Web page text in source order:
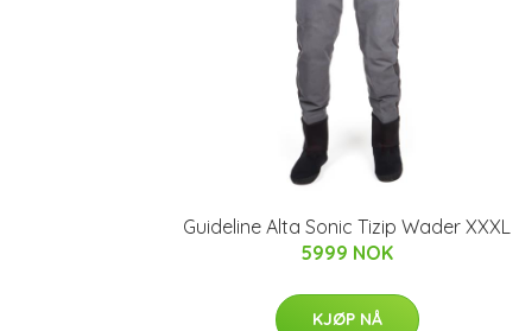
Guideline Alta Sonic Tizip Wader XXXL
5999 NOK
KJØP NÅ